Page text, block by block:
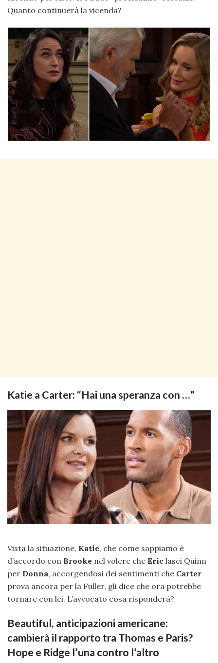
Quanto continuerà la vicenda?
Katie a Carter: “Hai una speranza con …”
Vista la situazione, Katie, che come sappiamo è
d’accordo con Brooke nel volere che Eric lasci Quinn
per Donna, accorgendosi dei sentimenti che Carter
prova ancora per la Fuller, gli dice che ora potrebbe
tornare con lei. L’avvocato cosa risponderà?
Beautiful, anticipazioni americane:
cambierà il rapporto tra Thomas e Paris?
Hope e Ridge l’una contro l’altro